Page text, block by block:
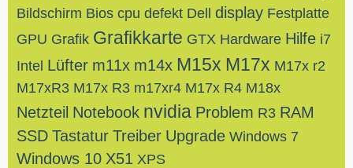
Bildschirm Bios cpu defekt Dell display Festplatte
GPU Grafik Grafikkarte GTX Hardware Hilfe i7
Intel Lüfter m11x m14x M15x M17x M17x r2
M17xR3 M17x R3 m17xr4 M17x R4 M18x
Netzteil Notebook nvidia Problem R3 RAM
SSD Tastatur Treiber Upgrade Windows 7
Windows 10 X51 XPS